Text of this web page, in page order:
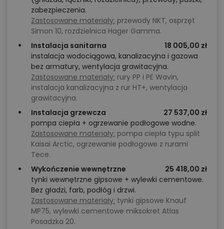
zabezpieczenia.
Zastosowane materiały: przewody NKT, osprzęt
Simon 10, rozdzielnica Hager Gamma.
Instalacja sanitarna
18 005,00 zł
instalacja wodociągowa, kanalizacyjna i gazowa
bez armatury, wentylacja grawitacyjna.
Zastosowane materiały: rury PP i PE Wavin,
instalacja kanalizacyjna z rur HT+, wentylacja
grawitacyjna.
Instalacja grzewcza
27 537,00 zł
pompa ciepła + ogrzewanie podłogowe wodne.
Zastosowane materiały: pompa ciepła typu split
Kaisai Arctic, ogrzewanie podłogowe z rurami
Tece.
Wykończenie wewnętrzne
25 418,00 zł
tynki wewnętrzne gipsowe + wylewki cementowe.
Bez gładzi, farb, podłóg i drzwi.
Zastosowane materiały: tynki gipsowe Knauf
MP75, wylewki cementowe miksokret Atlas
Posadzka 20.